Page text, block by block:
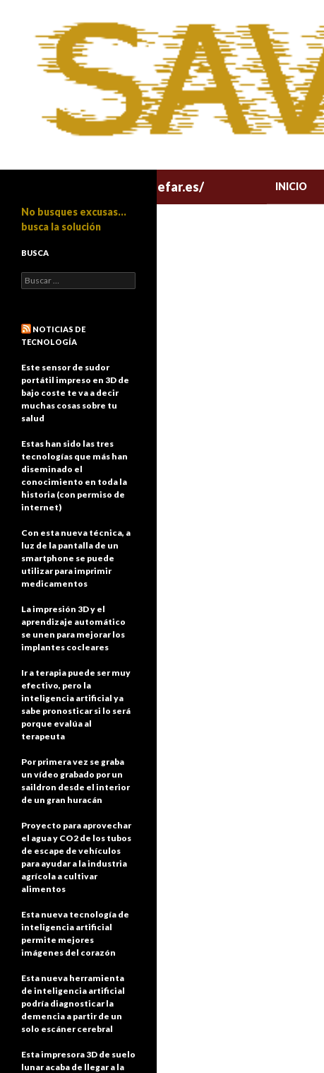
https://savonius.iesbinefar.es/
INICIO
No busques excusas…
busca la solución
BUSCA
Buscar:
NOTICIAS DE
TECNOLOGÍA
Este sensor de sudor
portátil impreso en 3D de
bajo coste te va a decir
muchas cosas sobre tu
salud
Estas han sido las tres
tecnologías que más han
diseminado el
conocimiento en toda la
historia (con permiso de
internet)
Con esta nueva técnica, a
luz de la pantalla de un
smartphone se puede
utilizar para imprimir
medicamentos
La impresión 3D y el
aprendizaje automático
se unen para mejorar los
implantes cocleares
Ir a terapia puede ser muy
efectivo, pero la
inteligencia artificial ya
sabe pronosticar si lo será
porque evalúa al
terapeuta
Por primera vez se graba
un vídeo grabado por un
saildron desde el interior
de un gran huracán
Proyecto para aprovechar
el agua y CO2 de los tubos
de escape de vehículos
para ayudar a la industria
agrícola a cultivar
alimentos
Esta nueva tecnología de
inteligencia artificial
permite mejores
imágenes del corazón
Esta nueva herramienta
de inteligencia artificial
podría diagnosticar la
demencia a partir de un
solo escáner cerebral
Esta impresora 3D de suelo
lunar acaba de llegar a la